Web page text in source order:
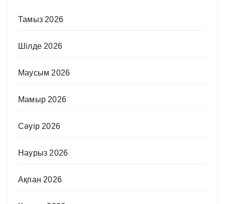
Тамыз 2026
Шілде 2026
Маусым 2026
Мамыр 2026
Сәуір 2026
Наурыз 2026
Ақпан 2026